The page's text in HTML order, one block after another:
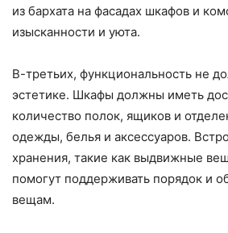
из бархата на фасадах шкафов и
изысканности и уюта.
В-третьих, функциональность не
эстетике. Шкафы должны иметь
количество полок, ящиков и
одежды, белья и аксессуаров.
хранения, такие как выдвижные
помогут поддерживать порядок и
вещам.